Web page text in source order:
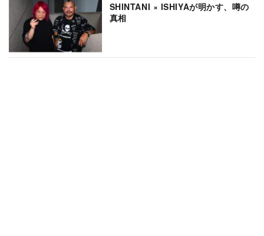
SHINTANI × ISHIYAが明かす、噂の
真相